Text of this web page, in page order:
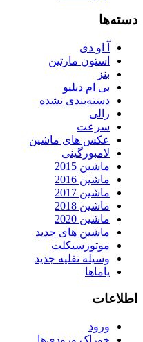
دسته‌ها
آ او دی
استون مارتین
بنز
بی ام دبلیو
دسته‌بندی نشده
رالی
سرعت
عکس های ماشین
لامبورگینی
ماشین 2015
ماشین 2016
ماشین 2017
ماشین 2018
ماشین 2020
ماشین های جدید
موتورسیکلت
وسیله نقلیه جدید
یاماها
اطلاعات
ورود
خوراک ورودی‌ها